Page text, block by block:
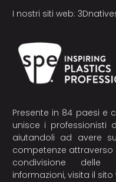
I nostri siti web:
Presente in 84 paesi e
unisce i
aiutandoli ad avere
competenze attraverso
condivisione delle
informazioni, visita il sito